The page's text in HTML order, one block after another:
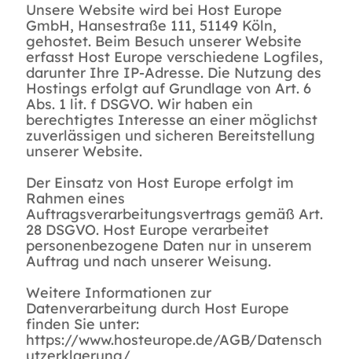
Unsere Website wird bei Host Europe
GmbH, Hansestraße 111, 51149 Köln,
gehostet. Beim Besuch unserer Website
erfasst Host Europe verschiedene Logfiles,
darunter Ihre IP-Adresse. Die Nutzung des
Hostings erfolgt auf Grundlage von Art. 6
Abs. 1 lit. f DSGVO. Wir haben ein
berechtigtes Interesse an einer möglichst
zuverlässigen und sicheren Bereitstellung
unserer Website.
Der Einsatz von Host Europe erfolgt im
Rahmen eines
Auftragsverarbeitungsvertrags gemäß Art.
28 DSGVO. Host Europe verarbeitet
personenbezogene Daten nur in unserem
Auftrag und nach unserer Weisung.
Weitere Informationen zur
Datenverarbeitung durch Host Europe
finden Sie unter:
https://www.hosteurope.de/AGB/Datensch